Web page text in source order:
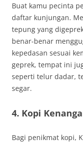
Buat kamu pecinta
daftar kunjungan.
tepung yang
benar-benar
kepedasan sesuai
geprek, tempat ini
seperti telur dadar,
segar.
4. Kopi
Bagi penikmat kopi,